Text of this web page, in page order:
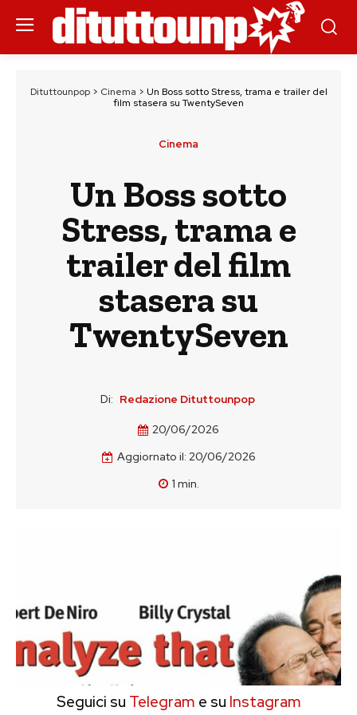
Dituttounpop> Cinema > Un Boss sotto Stress, trama e trailer del
film stasera su TwentySeven
Cinema
Un Boss sotto
Stress, trama e
trailer del film
stasera su
TwentySeven
Di: Redazione Dituttounpop
20/06/2026
Aggiornato il: 20/06/2026
1 min.
Seguici su Telegram e su Instagram